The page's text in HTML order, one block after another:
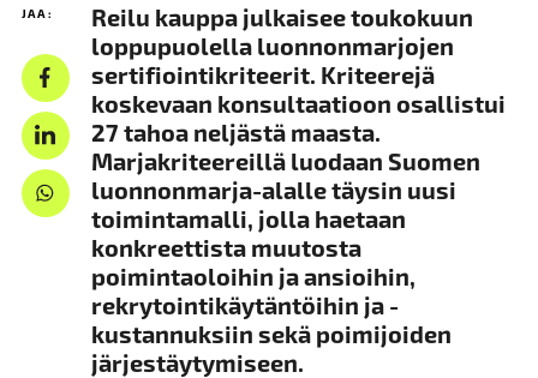
JAA:
Reilu kauppa julkaisee toukokuun
loppupuolella luonnonmarjojen
sertifiointikriteerit. Kriteerejä
koskevaan konsultaatioon osallistui
27 tahoa neljästä maasta.
Marjakriteereillä luodaan Suomen
luonnonmarja-alalle täysin uusi
toimintamalli, jolla haetaan
konkreettista muutosta
poimintaoloihin ja ansioihin,
rekrytointikäytäntöihin ja -
kustannuksiin sekä poimijoiden
järjestäytymiseen.